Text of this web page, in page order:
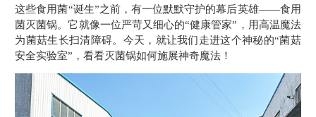
这些食用菌“诞生”之前，有一位默默守护的幕后英雄——食用
菌灭菌锅。它就像一位严苛又细心的“健康管家”，用高温魔法
为菌菇生长扫清障碍。今天，就让我们走进这个神秘的“菌菇
安全实验室”，看看灭菌锅如何施展神奇魔法！